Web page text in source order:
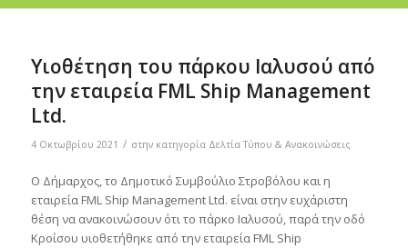
Υιοθέτηση του πάρκου Ιαλυσού από
την εταιρεία FML Ship Management
Ltd.
4 Οκτωβρίου 2021 / στην κατηγορία Δελτία Τύπου & Ανακοινώσεις
Ο Δήμαρχος, το Δημοτικό Συμβούλιο Στροβόλου και η
εταιρεία FML Ship Management Ltd. είναι στην ευχάριστη
θέση να ανακοινώσουν ότι το πάρκο Ιαλυσού, παρά την οδό
Κροίσου υιοθετήθηκε από την εταιρεία FML Ship